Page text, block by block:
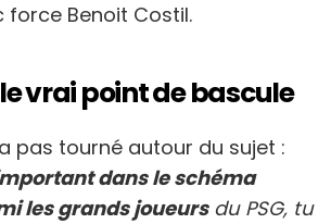
Benoit Costil.
vrai point de bascule
pas tourné autour du sujet :
dans le schéma
les grands joueursdu PSG, tu